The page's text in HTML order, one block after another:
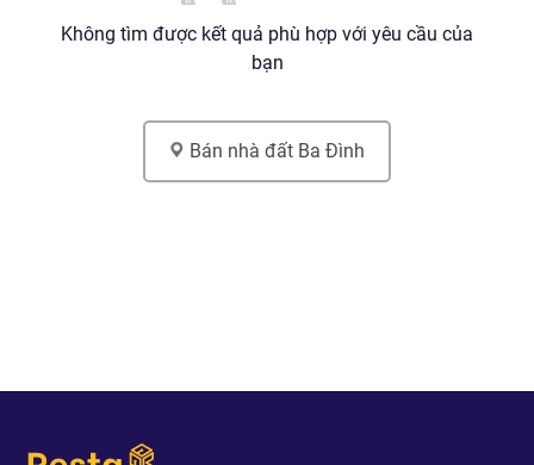
Không tìm được kết quả phù hợp với yêu cầu của
bạn
Bán nhà đất Ba Đình